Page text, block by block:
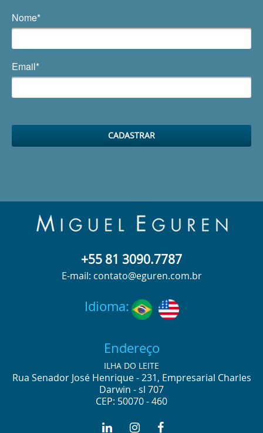
Nome*
Email*
+55 81 3090.7787
E-mail: contato@eguren.com.br
Idioma:
Endereço
ILHA DO LEITE
Rua Senador José Henrique - 231, Empresarial Charles
Darwin - sl 707
CEP: 50070 - 460